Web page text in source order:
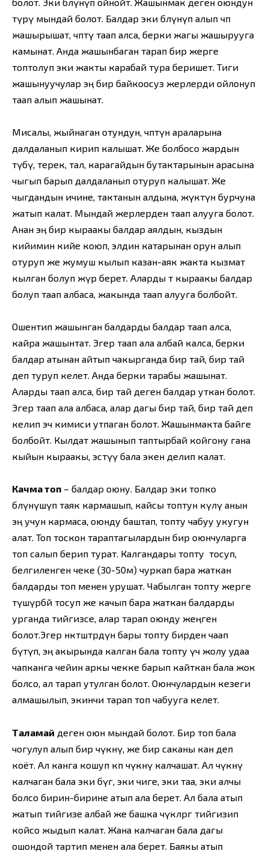
түрү мындай болот. Балдар эки бөлүнүп алып чөп
жашырышат, чөптү таап алса, берки жагы жашырууга
камынат. Анда жашынбаган тарап бир жерге
топтолуп эки жакты карабай тура беришет. Тиги
жашынуучулар эң бир байкоосуз жерлерди ойлонуп
таап алып жашынат.
Мисалы, жыйнаган отундун, чөптүн араларына
далдаланып кирип калышат. Же болбосо жардын
түбү, терек, тал, карагайдын бутактарынын арасына
чыгып барып далдаланып отуруп калышат. Же
чыгдандын ичине, тактанын алдына, жүктүн бурчуна
жатып калат. Мындай жерлерден таап алууга болот.
Анан эң бир кыраакы балдар аялдын, кыздын
кийимин кийе коюп, элдин катарынан орун алып
отуруп же жумуш кылып казан-аяк жакта кызмат
кылган болуп жүрө берет. Аларды өтө кыраакы балдар
болуп таап албаса, жакында таап алууга болбойт.
Ошентип жашынган балдарды балдар таап алса,
кайра жашынтат. Эгер таап ала албай калса, берки
балдар атынан айтып чакырганда бир тай, бир тай
деп туруп келет. Анда берки тарабы жашынат.
Аларды таап алса, бир тай деген балдар уткан болот.
Эгер таап ала албаса, алар дагы бир тай, бир тай деп
келип эч кимиси утпаган болот. Жашынмакта байге
болбойт. Кылдат жашынып таптырбай койгону гана
кыйын кыраакы, эстүү бала экен делип калат.
Качма топ – балдар оюну. Балдар эки топко
бөлүнүшүп таяк кармашып, кайсы топтун өкүлү анын
эң учун кармаса, оюнду баштап, топту чабуу укугун
алат. Топ тоскон тараптагылардын бирөө оюнчуларга
топ салып берип турат. Калгандары топту тосуп,
белгиленген чеке (30-50м) чуркап бара жаткан
балдарды топ менен урушат. Чабылган топту жерге
түшүрбөй тосуп же качып бара жаткан балдарды
урганда тийгизсе, алар тарап оюнду жеңген
болот.Эгер өнөктөштөрдүн бары топту бирден чаап
бүтүп, эң акырында калган бала топту үч жолу удаа
чапканга чейин аркы чекке барып кайткан бала жок
болсо, ал тарап утулган болот. Оюнчулардын кезеги
алмашылып, экинчи тарап топ чабууга келет.
Таламай деген оюн мындай болот. Бир топ бала
чогулуп алып бир чүкөнү, же бир саканы кан деп
коёт. Ал канга кошуп көп чүкөнү калчашат. Ал чүкөнү
калчаган бала эки бүгө, эки чиге, эки таа, эки алчы
болсо бирин-бирине атып ала берет. Ал бала атып
жатып тийгизе албай же башка чүкөлөргө тийгизип
койсо жыдып калат. Жана калчаган бала дагы
ошондой тартип менен ала берет. Баякы атып